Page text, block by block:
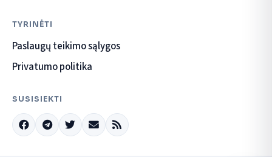
TYRINĖTI
Paslaugų teikimo sąlygos
Privatumo politika
SUSISIEKTI